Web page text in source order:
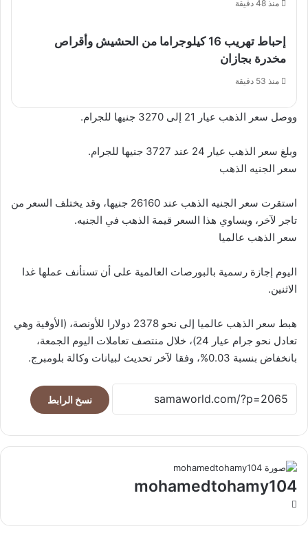
منذ 48 دقيقة
إحباط تهريب 16 كيلوجراما من الحشيش وأقراص
مخدرة بجازان
منذ 53 دقيقة
ووصل سعر الذهب عيار 21 إلى 3270 جنيها للجرام.
وبلغ سعر الذهب عيار 24 عند 3727 جنيها للجرام.
سعر الجنيه الذهب
استقرت سعر الجنيه الذهب عند 26160 جنيها، وقد يختلف السعر من
تاجر لآخر، ويساوي هذا السعر قيمة الذهب في الجنيه.
سعر الذهب عالميا
اليوم إجازة رسمية بالبورصات العالمية على أن تستأنف عملها غدا
الاثنين.
هبط سعر الذهب عالميا إلى نحو 2378 دولارا للأونصة، (الأوقية وهي
تعادل نحو جرام عيار 24)، خلال منتصف تعاملات اليوم الجمعة،
بانخفاض بنسبة 0.03%، وفقا لآخر تحديث لبيانات وكالة بلومبرج.
نسخ الرابط
mohamedtohamy104